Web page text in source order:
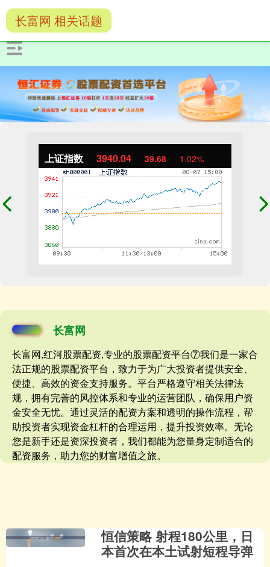
上证指数 3940.04 39.68 1.02%
长富网
长富网,红河股票配资,专业的股票配资平台⑦我们是一家合
法正规的股票配资平台，致力于为广大投资者提供安全、
便捷、高效的资金支持服务。平台严格遵守相关法律法
规，拥有完善的风控体系和专业的运营团队，确保用户资
金安全无忧。通过灵活的配资方案和透明的操作流程，帮
助投资者实现资金杠杆的合理运用，提升投资效率。无论
您是新手还是资深投资者，我们都能为您量身定制适合的
配资服务，助力您的财富增值之旅。
长富网 相关话题
恒信策略 射程180公里，日
本首次在本土试射短程导弹